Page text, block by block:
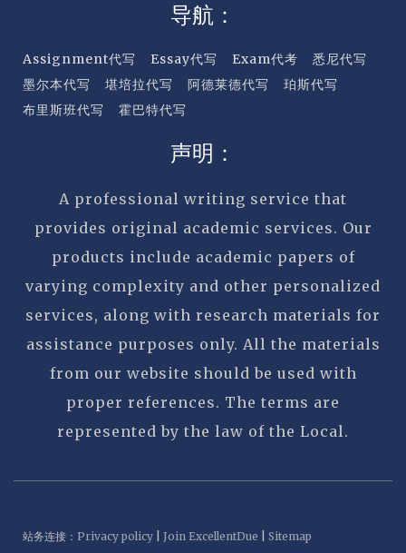
导航：
Assignment代写 Essay代写 Exam代考
悉尼代写
墨尔本代写
堪培拉代写 阿德莱德代写
珀斯代写
布里斯班代写
霍巴特代写
声明：
A professional writing service that
provides original academic services. Our
products include academic papers of
varying complexity and other personalized
services, along with research materials for
assistance purposes only. All the materials
from our website should be used with
proper references. The terms are
represented by the law of the Local.
站务连接： Privacy policy Join ExcellentDue Sitemap